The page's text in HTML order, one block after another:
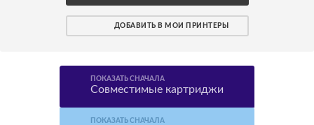
ДОБАВИТЬ В МОИ ПРИНТЕРЫ
ПОКАЗАТЬ СНАЧАЛА
Совместимые картриджи
ПОКАЗАТЬ СНАЧАЛА